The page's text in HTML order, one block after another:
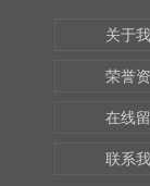
关于
荣誉
在线
联系